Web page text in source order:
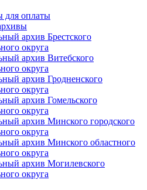
для оплаты
архив Брестского
округа
архив Витебского
округа
архив Гродненского
округа
архив Гомельского
округа
архив Минского городского
округа
архив Минского областного
округа
архив Могилевского
округа